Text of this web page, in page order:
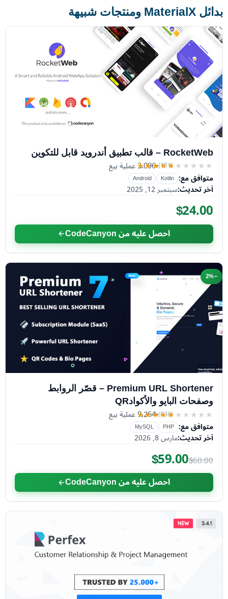
بدائل MaterialX ومنتجات شبيهة
RocketWeb – قالب تطبيق أندرويد قابل للتكوين
★★★★★
★★★★★
(181) 3٬096 عملية بيع
متوافق مع: Kotlin
Android
آخر تحديث:سبتمبر 12, 2025
$24.00
احصل عليه من CodeCanyon
−2%
Premium URL Shortener – قصّر الروابط
وصفحات البايو والأكوادQR
★★★★★
★★★★★
(836) 9٬264 عملية بيع
متوافق مع: PHP
MySQL
آخر تحديث:مارس 8, 2026
$60.00
$59.00
احصل عليه من CodeCanyon